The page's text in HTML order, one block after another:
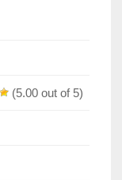
(5.00 out of 5)